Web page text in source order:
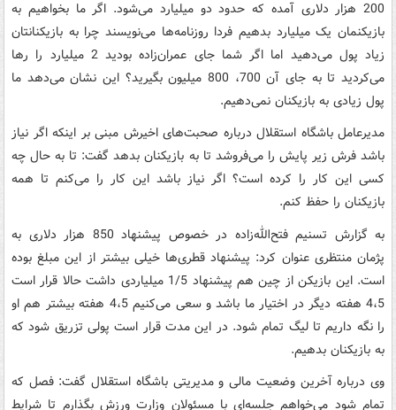
200 هزار دلاری آمده که حدود دو میلیارد می‌شود. اگر ما بخواهیم به
بازیکنمان یک میلیارد بدهیم فردا روزنامه‌ها می‌نویسند چرا به بازیکنانتان
زیاد پول می‌دهید اما اگر شما جای عمران‌زاده بودید 2 میلیارد را رها
می‌کردید تا به جای آن 700، 800 میلیون بگیرید؟ این نشان می‌دهد ما
پول زیادی به بازیکنان نمی‌دهیم.
مدیرعامل باشگاه استقلال درباره صحبت‌های اخیرش مبنی بر اینکه اگر نیاز
باشد فرش زیر پایش را می‌فروشد تا به بازیکنان بدهد گفت: تا به حال چه
کسی این کار را کرده است؟ اگر نیاز باشد این کار را می‌کنم تا همه
بازیکنان را حفظ کنم.
به گزارش تسنیم فتح‌الله‌زاده در خصوص پیشنهاد 850 هزار دلاری به
پژمان منتظری عنوان کرد: پیشنهاد قطری‌ها خیلی بیشتر از این مبلغ بوده
است. این بازیکن از چین هم پیشنهاد 1/5 میلیاردی داشت حالا قرار است
4،5 هفته دیگر در اختیار ما باشد و سعی می‌کنیم 4،5 هفته بیشتر هم او
را نگه داریم تا لیگ تمام شود. در این مدت قرار است پولی تزریق شود که
به بازیکنان بدهیم.
وی درباره آخرین وضعیت مالی و مدیریتی باشگاه استقلال گفت: فصل که
تمام شود می‌خواهم جلسه‌ای با مسئولان وزارت ورزش بگذارم تا شرایط